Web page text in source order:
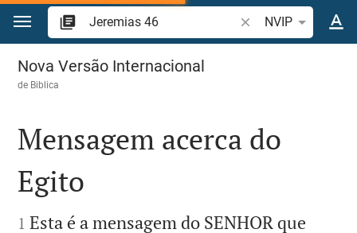
Ir para o conteúdo
Pesquise
NVIP
Jeremias 46
Nova Versão Internacional
de Biblica

Mensagem acerca do
Egito

1 Esta é a mensagem do SENHOR que